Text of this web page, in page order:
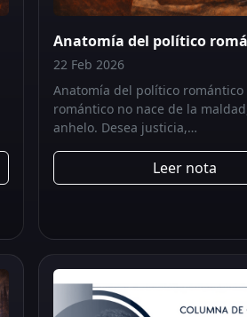
Anatomía del político
22 Feb 2026
Anatomía del político
romántico no nace de la
anhelo. Desea justicia,…
Leer nota